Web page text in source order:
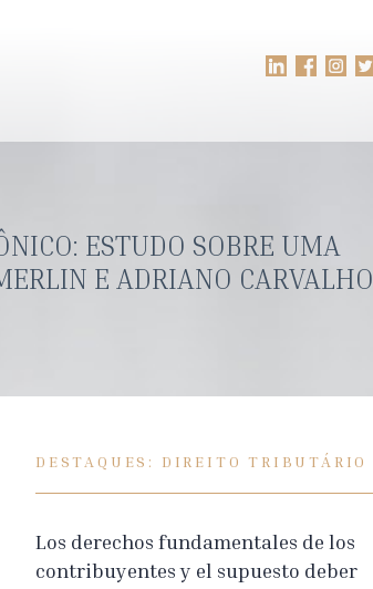
ESTUDO SOBRE UMA
E ADRIANO CARVALHO
DESTAQUES: DIREITO TRIBUTÁRIO
Los derechos fundamentales de los
contribuyentes y el supuesto deber